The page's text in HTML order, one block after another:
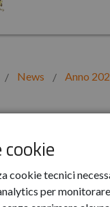
cookie tecnici
per
News Anno